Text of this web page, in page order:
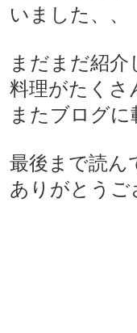
いました、、
まだまだ紹
料理がたくさ
またブログ
最後まで読ん
ありがとうご